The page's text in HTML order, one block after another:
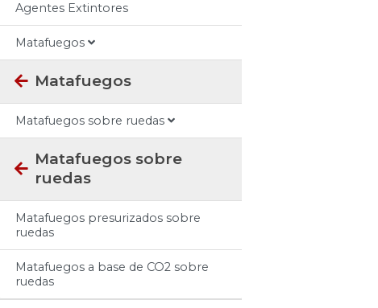
Agentes Extintores
Matafuegos
Matafuegos
Matafuegos sobre ruedas
Matafuegos sobre
ruedas
Matafuegos presurizados sobre
ruedas
Matafuegos a base de CO2 sobre
ruedas